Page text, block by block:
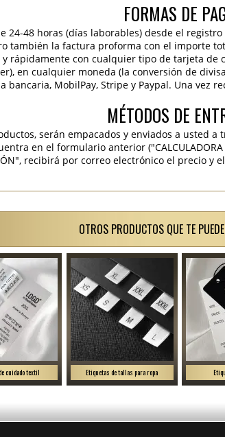
FORMAS DE
24-48 horas (días laborables) desde el
también la factura proforma con el importe
rápidamente con cualquier tipo de tarjeta de
en cualquier moneda (la conversión de
bancaria, MobilPay, Stripe y Paypal. Una vez
MÉTODOS DE
serán empacados y enviados a usted a
en el formulario anterior ("CALCULADORA
recibirá por correo electrónico el precio y
OTROS PRODUCTOS QUE TE
cuidado textil Etiquetas de tallas para ropa